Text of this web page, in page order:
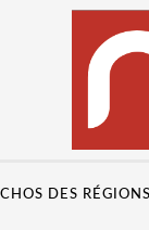
DES RÉGIONS